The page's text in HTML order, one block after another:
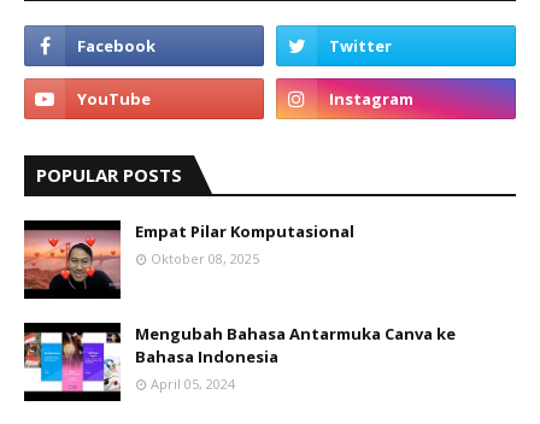
POPULAR POSTS
Empat Pilar Komputasional
Oktober 08, 2025
Mengubah Bahasa Antarmuka Canva ke
Bahasa Indonesia
April 05, 2024